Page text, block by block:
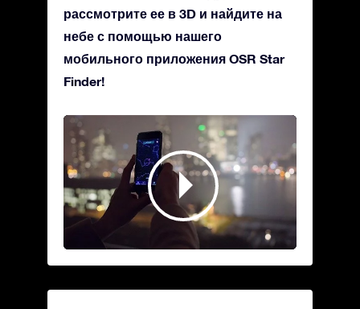
рассмотрите ее в 3D и найдите на
небе с помощью нашего
мобильного приложения OSR Star
Finder!